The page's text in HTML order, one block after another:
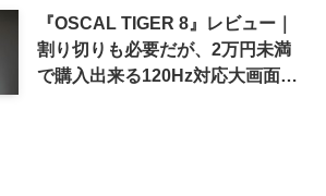
『OSCAL TIGER 8』レビュー｜
割り切りも必要だが、2万円未満
で購入出来る120Hz対応大画面ス